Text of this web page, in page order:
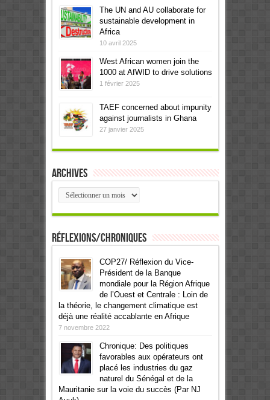
The UN and AU collaborate for
sustainable development in
Africa
10 avril 2025
West African women join the
1000 at AfWID to drive solutions
1 février 2025
TAEF concerned about impunity
against journalists in Ghana
27 janvier 2025
Archives
Archives
Réflexions/Chroniques
COP27/ Réflexion du Vice-
Président de la Banque
mondiale pour la Région Afrique
de l’Ouest et Centrale : Loin de
la théorie, le changement climatique est
déjà une réalité accablante en Afrique
7 novembre 2022
Chronique: Des politiques
favorables aux opérateurs ont
placé les industries du gaz
naturel du Sénégal et de la
Mauritanie sur la voie du succès (Par NJ